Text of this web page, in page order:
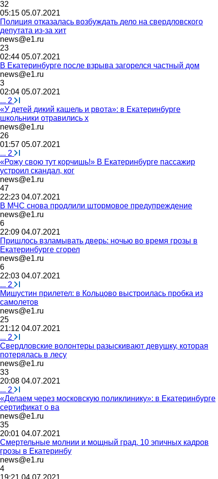
32
05:15 05.07.2021
Полиция отказалась возбуждать дело на свердловского
депутата из-за хит
news@e1.ru
23
02:44 05.07.2021
В Екатеринбурге после взрыва загорелся частный дом
news@e1.ru
3
02:04 05.07.2021
... 2
«У детей дикий кашель и рвота»: в Екатеринбурге
школьники отравились х
news@e1.ru
26
01:57 05.07.2021
... 2
«Рожу свою тут корчишь!» В Екатеринбурге пассажир
устроил скандал, ког
news@e1.ru
47
22:23 04.07.2021
В МЧС снова продлили штормовое предупреждение
news@e1.ru
6
22:09 04.07.2021
Пришлось взламывать дверь: ночью во время грозы в
Екатеринбурге сгорел
news@e1.ru
6
22:03 04.07.2021
... 2
Мишустин прилетел: в Кольцово выстроилась пробка из
самолетов
news@e1.ru
25
21:12 04.07.2021
... 2
Свердловские волонтеры разыскивают девушку, которая
потерялась в лесу
news@e1.ru
33
20:08 04.07.2021
... 2
«Делаем через московскую поликлинику»: в Екатеринбурге
сертификат о ва
news@e1.ru
35
20:01 04.07.2021
Смертельные молнии и мощный град. 10 эпичных кадров
грозы в Екатеринбу
news@e1.ru
4
19:21 04.07.2021